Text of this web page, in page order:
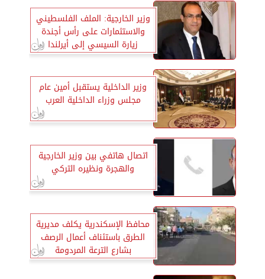
وزير الخارجية: الملف الفلسطيني
والاستثمارات على رأس أجندة
زيارة السيسي إلى أيرلندا
وزير الداخلية يستقبل أمين عام
مجلس وزراء الداخلية العرب
اتصال هاتفي بين وزير الخارجية
والهجرة ونظيره التركي
محافظ الإسكندرية يكلف مديرية
الطرق باستئناف أعمال الرصف
بشارع الترعة المردومة